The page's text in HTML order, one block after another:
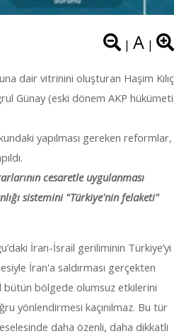
| A |
dair vitrinini oluşturan Haşim Kılıç
Günay (eski dönem AKP hükümeti
yapılması gereken reformlar,
cesaretle uygulanması
sistemini "Türkiye'nin felaketi"
İran-İsrail geriliminin Türkiye’yi
İran'a saldırması gerçekten
bütün bölgede olumsuz etkilerini
yönlendirmesi kaçınılmaz. Bu tür
daha özenli, daha dikkatli